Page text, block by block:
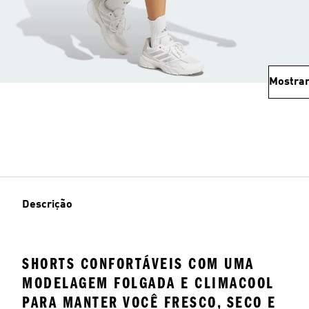
Descrição
SHORTS CONFORTÁVEIS COM UMA
MODELAGEM FOLGADA E CLIMACOOL
PARA MANTER VOCÊ FRESCO, SECO E